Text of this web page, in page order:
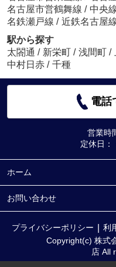
名古屋市営鶴舞線 / 中央
名鉄瀬戸線 / 近鉄名古屋
駅から探す
太閤通 / 新栄町 / 浅間町 /
中村日赤 / 千種
電話
営業時
定休日：
ホーム
お問い合わせ
プライバシーポリシー 利
Copyright(c) 株式
店 All